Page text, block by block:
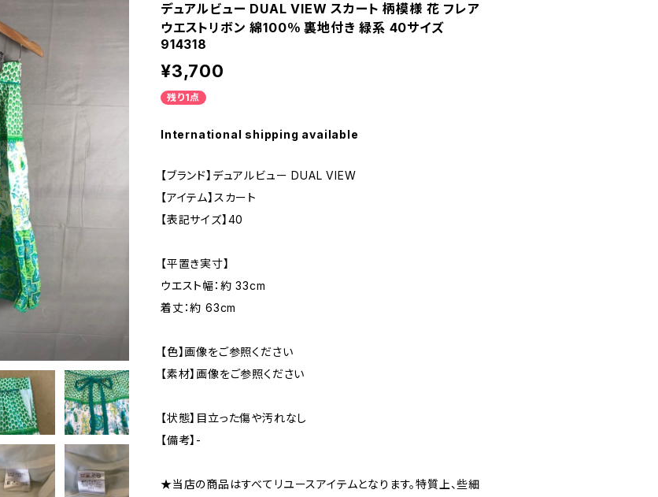
デュアルビュー DUAL VIEW スカート 柄模様 花 フレア
ウエストリボン 綿100％ 裏地付き 緑系 40サイズ
914318
¥3,700
残り1点
International shipping available
【ブランド】デュアルビュー DUAL VIEW
【アイテム】スカート
【表記サイズ】40
【平置き実寸】
ウエスト幅：約 33cm
着丈：約 63cm
【色】画像をご参照ください
【素材】画像をご参照ください
【状態】目立った傷や汚れなし
【備考】-
★当店の商品はすべてリユースアイテムとなります。特質上、些細